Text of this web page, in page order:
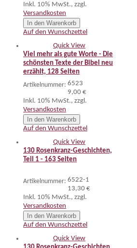
Inkl. 10% MwSt., zzgl.
Versandkosten
In den Warenkorb
Auf den Wunschzettel
Quick View
Viel mehr als gute Worte - Die
schönsten Texte der Bibel neu
erzählt, 128 Seiten
Artikelnummer: 6523
9,00 €
Inkl. 10% MwSt., zzgl.
Versandkosten
In den Warenkorb
Auf den Wunschzettel
Quick View
130 Rosenkranz-Geschichten,
Teil 1 - 163 Seiten
Artikelnummer: 6522-1
13,30 €
Inkl. 10% MwSt., zzgl.
Versandkosten
In den Warenkorb
Auf den Wunschzettel
Quick View